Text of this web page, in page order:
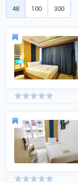
48 100 300